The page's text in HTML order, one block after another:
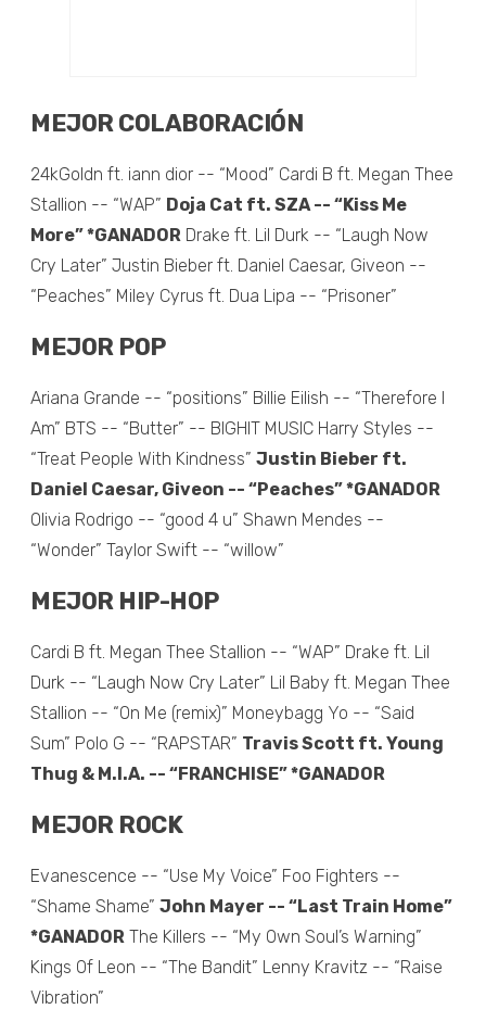
MEJOR COLABORACIÓN
24kGoldn ft. iann dior -- “Mood” Cardi B ft. Megan Thee
Stallion -- “WAP” Doja Cat ft. SZA -- “Kiss Me
More” *GANADOR Drake ft. Lil Durk -- “Laugh Now
Cry Later” Justin Bieber ft. Daniel Caesar, Giveon --
“Peaches” Miley Cyrus ft. Dua Lipa -- “Prisoner”
MEJOR POP
Ariana Grande -- “positions” Billie Eilish -- “Therefore I
Am” BTS -- “Butter” -- BIGHIT MUSIC Harry Styles --
“Treat People With Kindness” Justin Bieber ft.
Daniel Caesar, Giveon -- “Peaches” *GANADOR
Olivia Rodrigo -- “good 4 u” Shawn Mendes --
“Wonder” Taylor Swift -- “willow”
MEJOR HIP-HOP
Cardi B ft. Megan Thee Stallion -- “WAP” Drake ft. Lil
Durk -- “Laugh Now Cry Later” Lil Baby ft. Megan Thee
Stallion -- “On Me (remix)” Moneybagg Yo -- “Said
Sum” Polo G -- “RAPSTAR” Travis Scott ft. Young
Thug & M.I.A. -- “FRANCHISE” *GANADOR
MEJOR ROCK
Evanescence -- “Use My Voice” Foo Fighters --
“Shame Shame” John Mayer -- “Last Train Home”
*GANADOR The Killers -- “My Own Soul’s Warning”
Kings Of Leon -- “The Bandit” Lenny Kravitz -- “Raise
Vibration”